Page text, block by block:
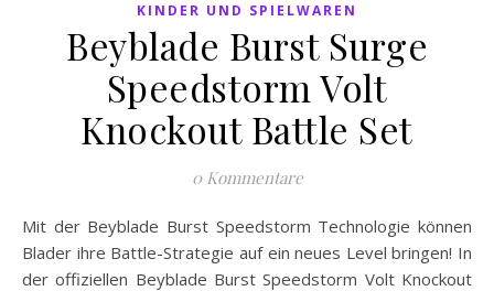
KINDER UND SPIELWAREN
Beyblade Burst Surge
Speedstorm Volt
Knockout Battle Set
0 Kommentare
Mit der Beyblade Burst Speedstorm Technologie können
Blader ihre Battle-Strategie auf ein neues Level bringen! In
der offiziellen Beyblade Burst Speedstorm Volt Knockout